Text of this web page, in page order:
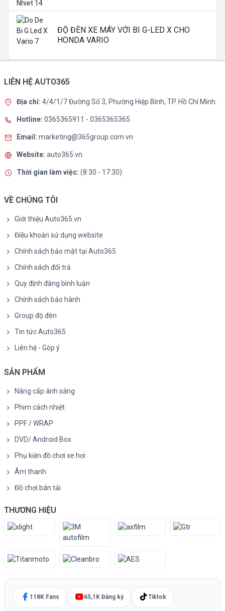
ĐỘ ĐÈN XE MÁY VỚI BI G-LED X CHO
HONDA VARIO
LIÊN HỆ AUTO365
Địa chỉ: 4/4/1/7 Đường Số 3, Phường Hiệp Bình, TP. Hồ Chí Minh.
Hotline: 0365365911 - 0365365365
Email: marketing@365group.com.vn
Website: auto365.vn
Thời gian làm việc: (8:30 - 17:30)
VỀ CHÚNG TÔI
Giới thiệu Auto365.vn
Điều khoản sử dụng website
Chính sách bảo mật tại Auto365
Chính sách đổi trả
Quy định đăng bình luận
Chính sách bảo hành
Group độ đèn
Tin tức Auto365
Liên hệ - Góp ý
SẢN PHẨM
Nâng cấp ánh sáng
Phim cách nhiệt
PPF / WRAP
DVD/ Android Box
Phụ kiện đồ chơi xe hơi
Âm thanh
Đồ chơi bán tải
THƯƠNG HIỆU
118K Fans 65,1K Đăng ký Tiktok